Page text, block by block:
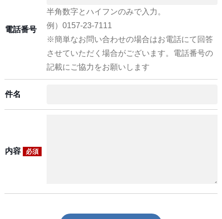
電話番号
半角数字とハイフンのみで入力。
例）0157-23-7111
※簡単なお問い合わせの場合はお電話にて回答
させていただく場合がございます。電話番号の
記載にご協力をお願いします
件名
内容 必須